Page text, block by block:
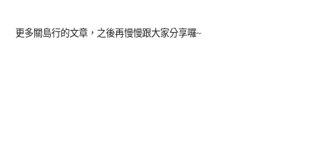
更多關島行的文章，之後再慢慢跟大家分享囉~